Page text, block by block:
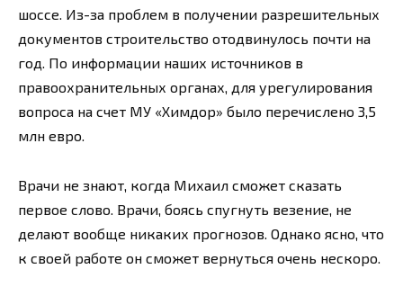
шоссе. Из-за проблем в получении разрешительных
документов строительство отодвинулось почти на
год. По информации наших источников в
правоохранительных органах, для урегулирования
вопроса на счет МУ «Химдор» было перечислено 3,5
млн евро.
Врачи не знают, когда Михаил сможет сказать
первое слово. Врачи, боясь спугнуть везение, не
делают вообще никаких прогнозов. Однако ясно, что
к своей работе он сможет вернуться очень нескоро.